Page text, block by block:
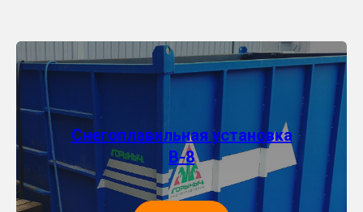
Снегоплавильная установка
В-8